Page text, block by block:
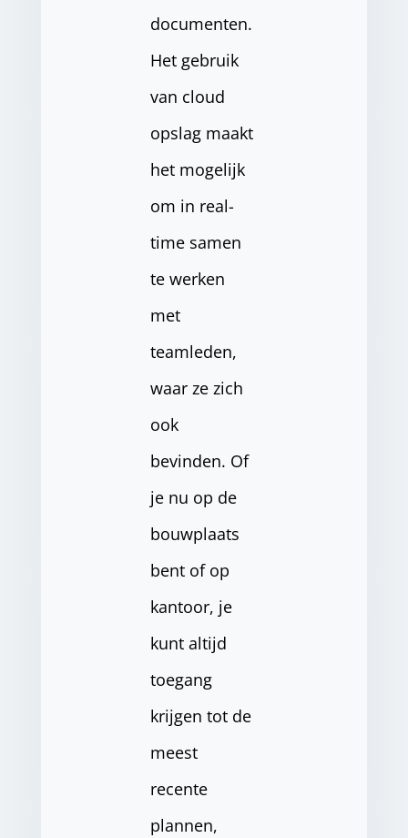
documenten.
Het gebruik
van cloud
opslag maakt
het mogelijk
om in real-
time samen
te werken
met
teamleden,
waar ze zich
ook
bevinden. Of
je nu op de
bouwplaats
bent of op
kantoor, je
kunt altijd
toegang
krijgen tot de
meest
recente
plannen,